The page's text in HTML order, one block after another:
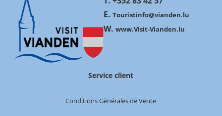
E.Touristinfo@vianden.lu
W.www.Visit-Vianden.lu
Service client
Conditions Générales de Vente